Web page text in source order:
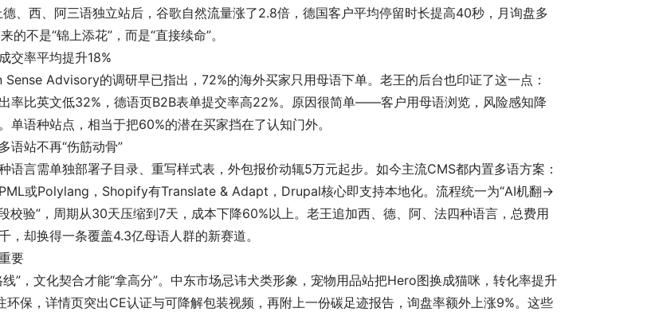
德、西、阿三语独立站后，谷歌自然流量涨了2.8倍，德国客户平均停留时长提高40秒，月询盘多
的不是“锦上添花”，而是“直接续命”。
交率平均提升18%
Advisory的调研早已指出，72%的海外买家只用母语下单。老王的后台也印证了这一点：
率比英文低32%，德语页B2B表单提交率高22%。原因很简单——客户用母语浏览，风险感知降
单语种站点，相当于把60%的潜在买家挡在了认知门外。
语站不再“伤筋动骨”
语言需单独部署子目录、重写样式表，外包报价动辄5万元起步。如今主流CMS都内置多语方案：
或Polylang，Shopify有Translate & Adapt，Drupal核心即支持本地化。流程统一为“AI机翻→
校验”，周期从30天压缩到7天，成本下降60%以上。老王追加西、德、阿、法四种语言，总费用
，却换得一条覆盖4.3亿母语人群的新赛道。
要
”，文化契合才能“拿高分”。中东市场忌讳犬类形象，宠物用品站把Hero图换成猫咪，转化率提升
环保，详情页突出CE认证与可降解包装视频，再附上一份碳足迹报告，询盘率额外上涨9%。这些